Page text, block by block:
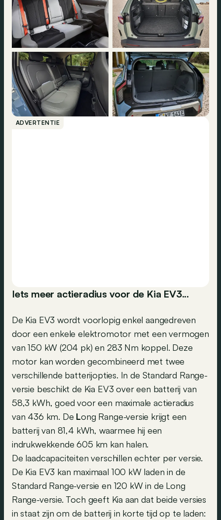
ADVERTENTIE
Iets meer actieradius voor de Kia EV3...
De Kia EV3 wordt voorlopig enkel aangedreven
door een enkele elektromotor met een vermogen
van 150 kW (204 pk) en 283 Nm koppel. Deze
motor kan worden gecombineerd met twee
verschillende batterijopties. In de Standard Range-
versie beschikt de Kia EV3 over een batterij van
58,3 kWh, goed voor een maximale actieradius
van 436 km. De Long Range-versie krijgt een
batterij van 81,4 kWh, waarmee hij een
indrukwekkende 605 km kan halen.
De laadcapaciteiten verschillen echter per versie.
De Kia EV3 kan maximaal 100 kW laden in de
Standard Range-versie en 120 kW in de Long
Range-versie. Toch geeft Kia aan dat beide versies
in staat zijn om de batterij in korte tijd op te laden: